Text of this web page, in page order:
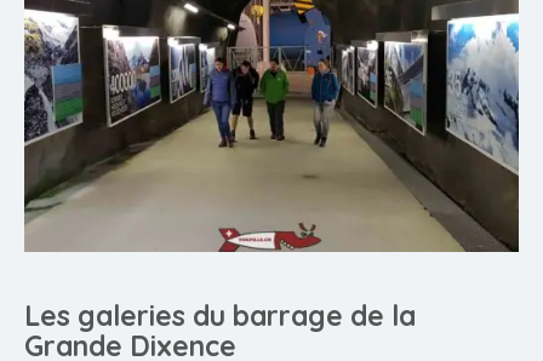
Les galeries du barrage de la
Grande Dixence